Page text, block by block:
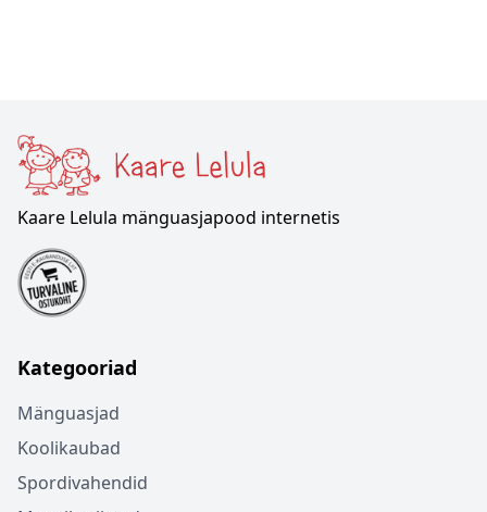
Kaare Lelula mänguasjapood internetis
Kategooriad
Mänguasjad
Koolikaubad
Spordivahendid